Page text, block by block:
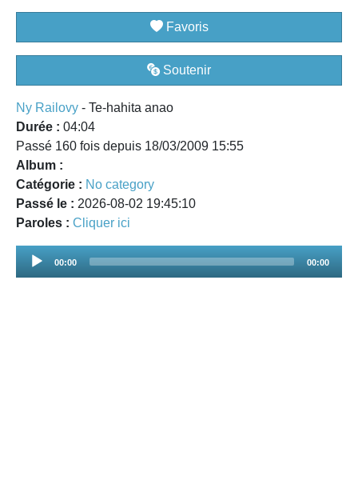
Favoris
Soutenir
Ny Railovy - Te-hahita anao
Durée : 04:04
Passé 160 fois depuis 18/03/2009 15:55
Album :
Catégorie : No category
Passé le : 2026-08-02 19:45:10
Paroles : Cliquer ici
Audio
00:00 00:00